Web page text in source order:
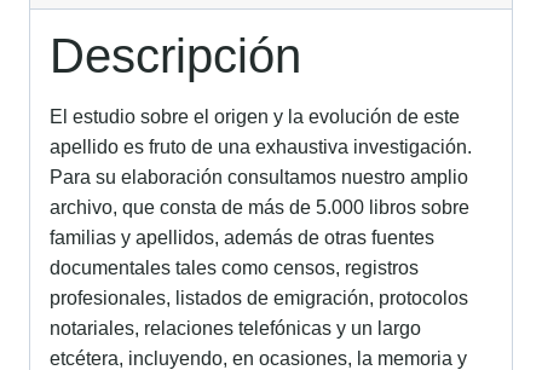
Descripción
El estudio sobre el origen y la evolución de este
apellido es fruto de una exhaustiva investigación.
Para su elaboración consultamos nuestro amplio
archivo, que consta de más de 5.000 libros sobre
familias y apellidos, además de otras fuentes
documentales tales como censos, registros
profesionales, listados de emigración, protocolos
notariales, relaciones telefónicas y un largo
etcétera, incluyendo, en ocasiones, la memoria y